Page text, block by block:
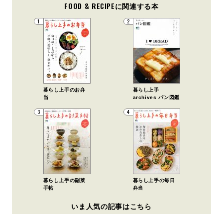
FOOD & RECIPEに関連する本
1
暮らし上手のお弁
当
2
暮らし上手
archives パン図鑑
3
暮らし上手の副菜
手帖
4
暮らし上手の毎日
弁当
いま人気の記事はこちら